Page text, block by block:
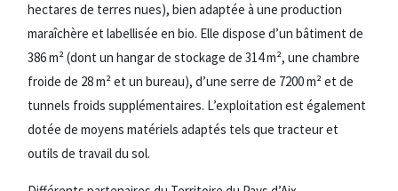
hectares de terres nues), bien adaptée à une production
maraîchère et labellisée en bio. Elle dispose d’un bâtiment de
386 m² (dont un hangar de stockage de 314 m², une chambre
froide de 28 m² et un bureau), d’une serre de 7200 m² et de
tunnels froids supplémentaires. L’exploitation est également
dotée de moyens matériels adaptés tels que tracteur et
outils de travail du sol.